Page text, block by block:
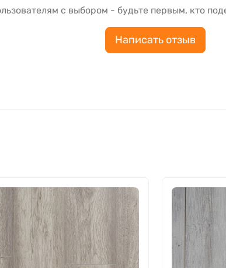
с выбором - будьте первым, кто
Написать отзыв